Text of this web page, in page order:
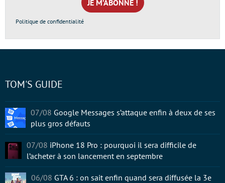
*
Politique de confidentialité
TOM'S GUIDE
07/08 Google Messages s’attaque enfin à deux de ses
plus gros défauts
07/08 iPhone 18 Pro : pourquoi il sera difficile de
l’acheter à son lancement en septembre
06/08 GTA 6 : on sait enfin quand sera diffusée la 3e